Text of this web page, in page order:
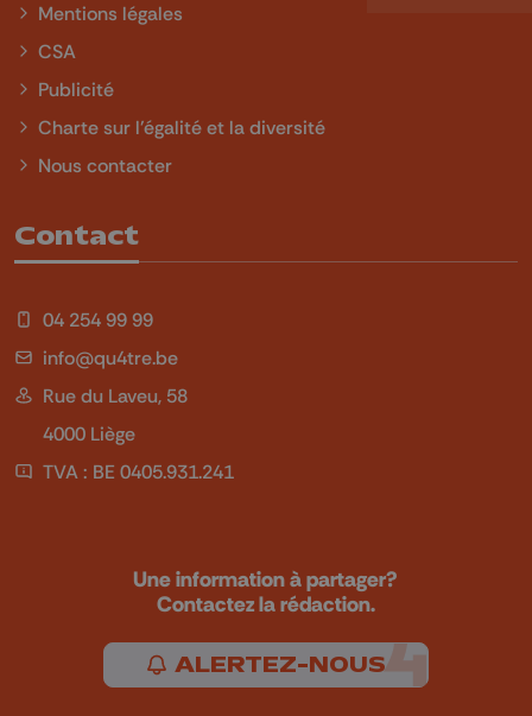
Mentions légales
CSA
Publicité
Charte sur l'égalité et la diversité
Nous contacter
Contact
04 254 99 99
info@qu4tre.be
Rue du Laveu, 58
4000 Liège
TVA : BE 0405.931.241
Une information à partager?
Contactez la rédaction.
ALERTEZ-NOUS